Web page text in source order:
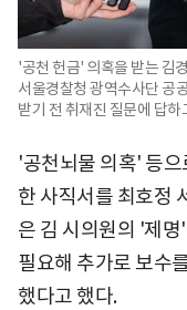
'공천 헌금' 의혹을 받는 김
서울경찰청 광역수사단 공
받기 전 취재진 질문에 답하
'공천뇌물 의혹' 등
한 사직서를 최호정
은 김 시의원의 '제
필요해 추가로 보수
했다고 했다.